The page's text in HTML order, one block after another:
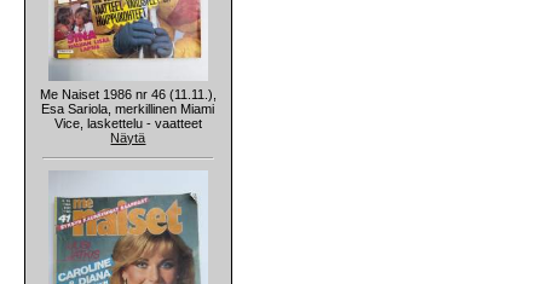
Me Naiset 1986 nr 46 (11.11.),
Esa Sariola, merkillinen Miami
Vice, laskettelu - vaatteet
Näytä